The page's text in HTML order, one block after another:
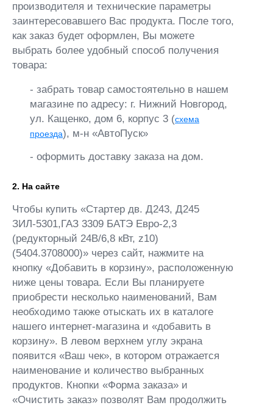
производителя и технические параметры
заинтересовавшего Вас продукта. После того,
как заказ будет оформлен, Вы можете
выбрать более удобный способ получения
товара:
- забрать товар самостоятельно в нашем
магазине по адресу: г. Нижний Новгород,
ул. Кащенко, дом 6, корпус 3 (схема
проезда), м-н «АвтоПуск»
- оформить доставку заказа на дом.
2. На сайте
Чтобы купить «Стартер дв. Д243, Д245
ЗИЛ-5301,ГАЗ 3309 БАТЭ Евро-2,3
(редукторный 24В/6,8 кВт, z10)
(5404.3708000)» через сайт, нажмите на
кнопку «Добавить в корзину», расположенную
ниже цены товара. Если Вы планируете
приобрести несколько наименований, Вам
необходимо также отыскать их в каталоге
нашего интернет-магазина и «добавить в
корзину». В левом верхнем углу экрана
появится «Ваш чек», в котором отражается
наименование и количество выбранных
продуктов. Кнопки «Форма заказа» и
«Очистить заказ» позволят Вам продолжить